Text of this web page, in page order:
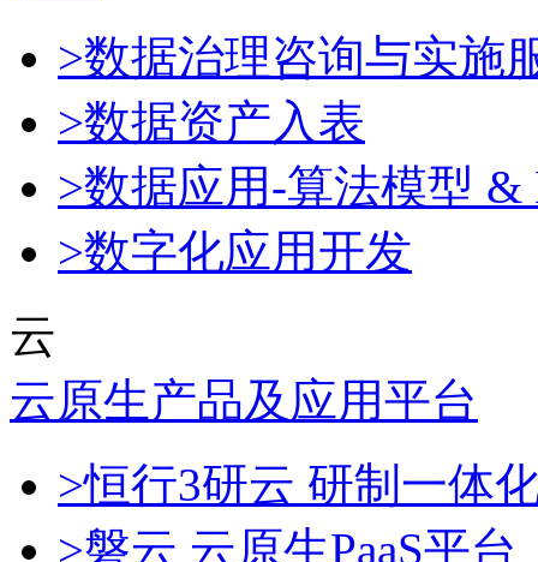
>数据治理咨询与实施
>数据资产入表
>数据应用-算法模型 &
>数字化应用开发
云
云原生产品及应用平台
>恒行3研云 研制一体
>磐云 云原生PaaS平台